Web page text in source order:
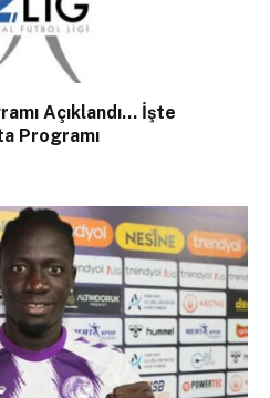
Açıklandı… İşte
Programı